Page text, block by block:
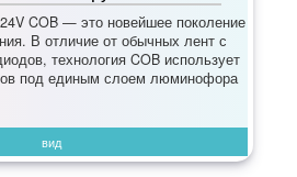
COB — это новейшее поколение
В отличие от обычных лент с
технология COB использует
под единым слоем люминофора
вид